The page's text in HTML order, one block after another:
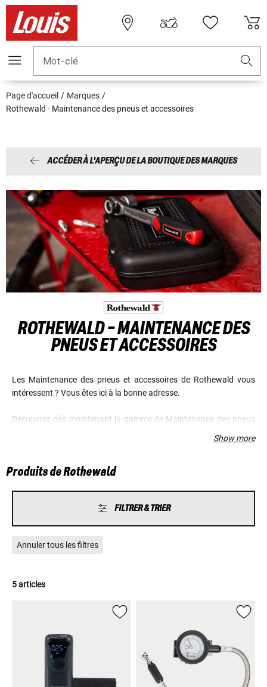
Mot-clé
Page d'accueil
Marques
Rothewald - Maintenance des pneus et accessoires
ACCÉDER À L'APERÇU DE LA BOUTIQUE DES MARQUES
ROTHEWALD - MAINTENANCE DES
PNEUS ET ACCESSOIRES
Les Maintenance des pneus et accessoires de Rothewald vous
intéressent ? Vous êtes ici à la bonne adresse.
Découvrez dès maintenant la gamme de Maintenance des pneus
Show more
Produits de Rothewald
FILTRER & TRIER
Annuler tous les filtres
5 articles